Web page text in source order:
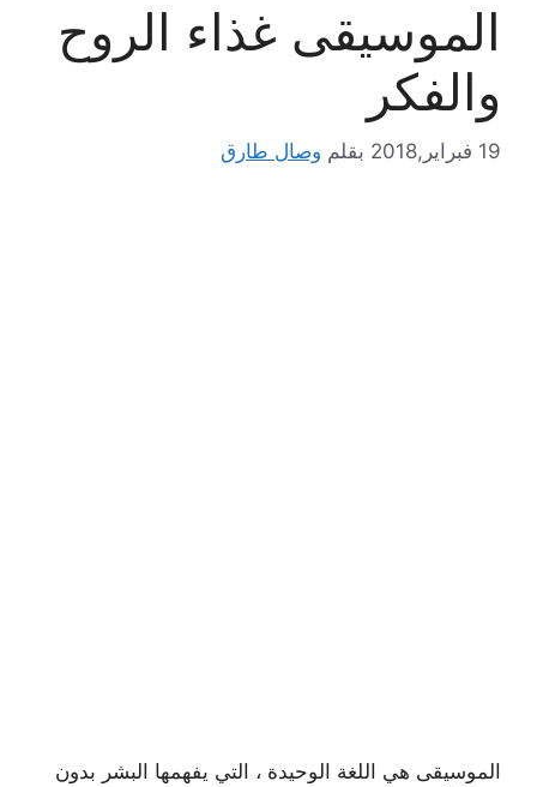
الموسيقى غذاء الروح
والفكر
19 فبراير,2018 بقلم وصال طارق
الموسيقى هي اللغة الوحيدة ، التي يفهمها البشر بدون